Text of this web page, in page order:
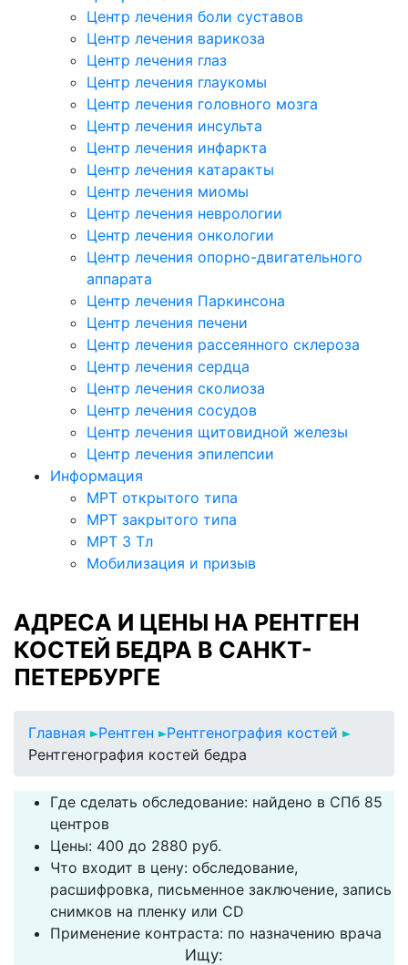
Центр лечения боли суставов
Центр лечения варикоза
Центр лечения глаз
Центр лечения глаукомы
Центр лечения головного мозга
Центр лечения инсульта
Центр лечения инфаркта
Центр лечения катаракты
Центр лечения миомы
Центр лечения неврологии
Центр лечения онкологии
Центр лечения опорно-двигательного
аппарата
Центр лечения Паркинсона
Центр лечения печени
Центр лечения рассеянного склероза
Центр лечения сердца
Центр лечения сколиоза
Центр лечения сосудов
Центр лечения щитовидной железы
Центр лечения эпилепсии
Информация
МРТ открытого типа
МРТ закрытого типа
МРТ 3 Тл
Мобилизация и призыв
АДРЕСА И ЦЕНЫ НА РЕНТГЕН
КОСТЕЙ БЕДРА В САНКТ-
ПЕТЕРБУРГЕ
Главная Рентген
Рентгенография костей
Рентгенография костей бедра
Где сделать обследование: найдено в СПб 85
центров
Цены: 400 до 2880 руб.
Что входит в цену: обследование,
расшифровка, письменное заключение, запись
снимков на пленку или CD
Применение контраста: по назначению врача
Ищу: